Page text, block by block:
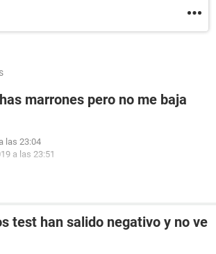
marrones pero no me baja
las 23:04
a las 23:51
test han salido negativo y no ve